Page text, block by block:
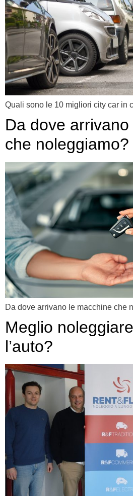
Quali sono le 10 migliori city car in
Da dove
che noleggiamo?
Da dove arrivano le macchine che
Meglio
l’auto?